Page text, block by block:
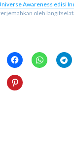
Awareness edisi
oleh